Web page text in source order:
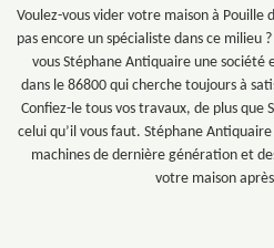
Voulez-vous vider votre maison à Pouille
pas encore un spécialiste dans ce milieu
vous Stéphane Antiquaire une société
dans le 86800 qui cherche toujours à
Confiez-le tous vos travaux, de plus
celui qu’il vous faut. Stéphane
machines de dernière génération et
votre maison